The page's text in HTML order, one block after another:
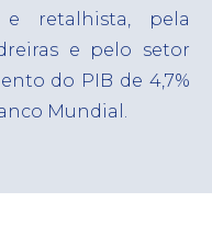
e retalhista, pela
e pelo setor
do PIB de 4,7%
Mundial.